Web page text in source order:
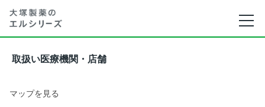
取扱い医療機関・店舗
マップを見る